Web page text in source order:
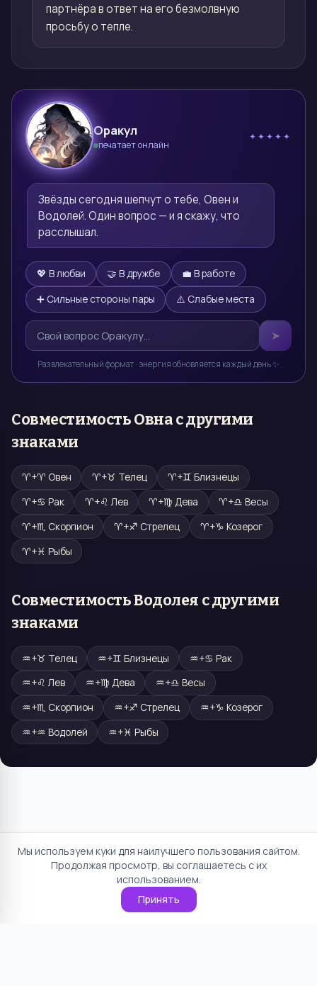
партнёра в ответ на его безмолвную
просьбу о тепле.
🔮
Оракул
печатает онлайн
✦✦✦✦✦
Звёзды сегодня шепчут о тебе, Овен и
Водолей. Один вопрос — и я скажу, что
расслышал.
💖 В любви 🤝 В дружбе
💼 В работе
➕ Сильные стороны пары
⚠️ Слабые места
➤
Развлекательный формат · энергия обновляется каждый день ✨
СовместимостьОвнас другими
знаками
♈+♈ Овен ♈+♉ Телец ♈+♊ Близнецы
♈+♋ Рак ♈+♌ Лев ♈+♍ Дева ♈+♎ Весы
♈+♏ Скорпион ♈+♐ Стрелец ♈+♑ Козерог
♈+♓ Рыбы
СовместимостьВодолея с другими
знаками
♒+♉ Телец ♒+♊ Близнецы ♒+♋ Рак
♒+♌ Лев ♒+♍ Дева ♒+♎ Весы
♒+♏ Скорпион ♒+♐ Стрелец ♒+♑ Козерог
♒+♒ Водолей ♒+♓ Рыбы
Мы используем куки для наилучшего пользования сайтом.
Продолжая просмотр, вы соглашаетесь с их
использованием.
Принять